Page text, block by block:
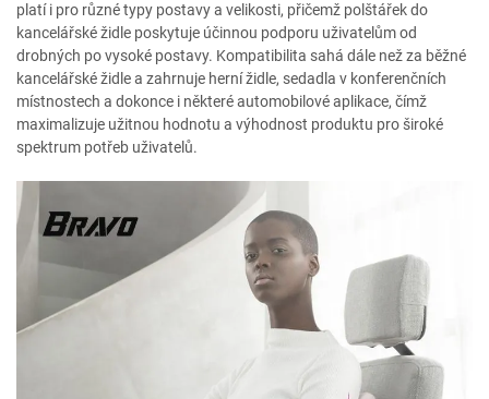
platí i pro různé typy postavy a velikosti, přičemž polštářek do
kancelářské židle poskytuje účinnou podporu uživatelům od
drobných po vysoké postavy. Kompatibilita sahá dále než za běžné
kancelářské židle a zahrnuje herní židle, sedadla v konferenčních
místnostech a dokonce i některé automobilové aplikace, čímž
maximalizuje užitnou hodnotu a výhodnost produktu pro široké
spektrum potřeb uživatelů.